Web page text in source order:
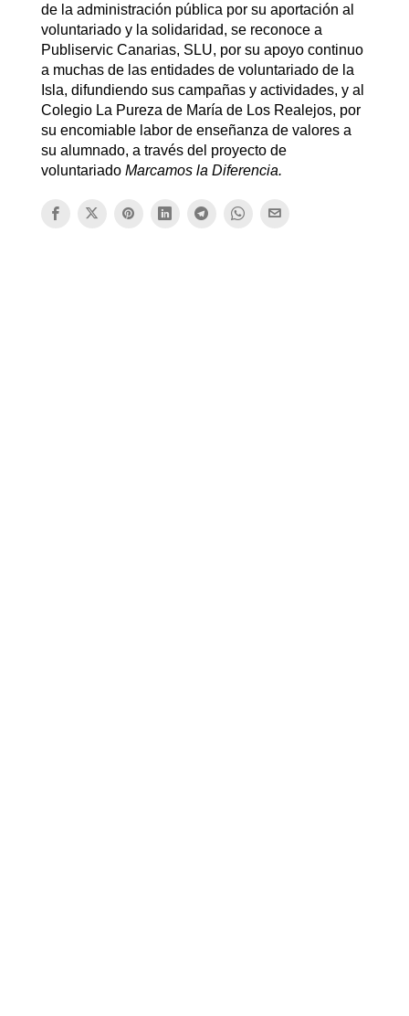
de la administración pública por su aportación al
voluntariado y la solidaridad, se reconoce a
Publiservic Canarias, SLU, por su apoyo continuo
a muchas de las entidades de voluntariado de la
Isla, difundiendo sus campañas y actividades, y al
Colegio La Pureza de María de Los Realejos, por
su encomiable labor de enseñanza de valores a
su alumnado, a través del proyecto de
voluntariado Marcamos la Diferencia.